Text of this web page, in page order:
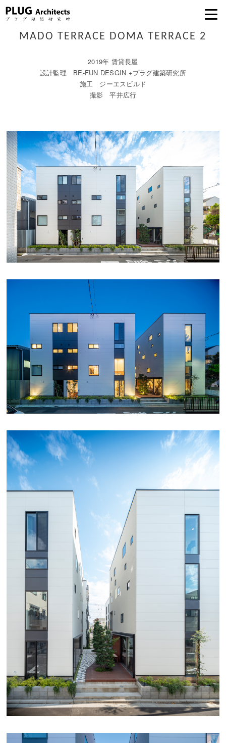
MADO TERRACE DOMA TERRACE 2
2019年 賃貸長屋
設計監理 BE-FUN DESGIN +プラグ建築研究所
施工 ジーエスビルド
撮影 平井広行